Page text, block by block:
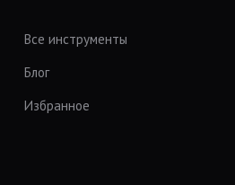
Все инструменты
Блог
Избранное